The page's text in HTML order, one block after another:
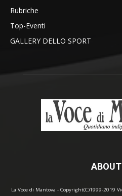
Rubriche
Top-Eventi
GALLERY DELLO SPORT
La Voce di Mantova - Copyright(C)1999-2019